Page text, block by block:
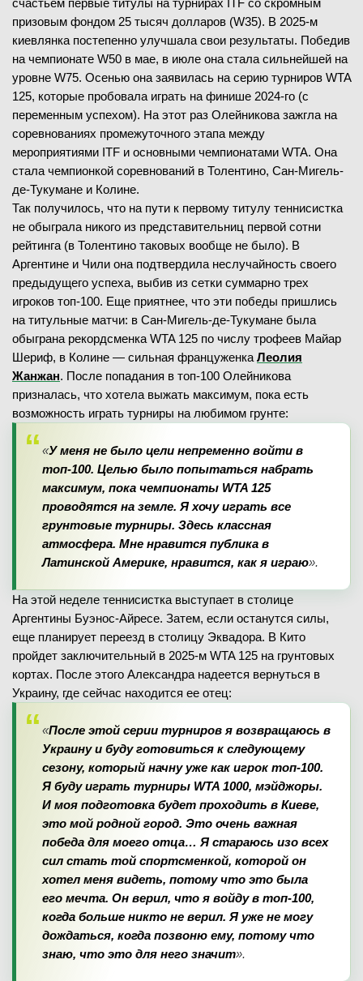
счастьем первые титулы на турнирах ITF со скромным
призовым фондом 25 тысяч долларов (W35). В 2025-м
киевлянка постепенно улучшала свои результаты. Победив
на чемпионате W50 в мае, в июле она стала сильнейшей на
уровне W75. Осенью она заявилась на серию турниров WTA
125, которые пробовала играть на финише 2024-го (с
переменным успехом). На этот раз Олейникова зажгла на
соревнованиях промежуточного этапа между
мероприятиями ITF и основными чемпионатами WTA. Она
стала чемпионкой соревнований в Толентино, Сан-Мигель-
де-Тукумане и Колине.
Так получилось, что на пути к первому титулу теннисистка
не обыграла никого из представительниц первой сотни
рейтинга (в Толентино таковых вообще не было). В
Аргентине и Чили она подтвердила неслучайность своего
предыдущего успеха, выбив из сетки суммарно трех
игроков топ-100. Еще приятнее, что эти победы пришлись
на титульные матчи: в Сан-Мигель-де-Тукумане была
обыграна рекордсменка WTA 125 по числу трофеев Майар
Шериф, в Колине — сильная француженка Леолия
Жанжан. После попадания в топ-100 Олейникова
призналась, что хотела выжать максимум, пока есть
возможность играть турниры на любимом грунте:
«У меня не было цели непременно войти в
топ-100. Целью было попытаться набрать
максимум, пока чемпионаты WTA 125
проводятся на земле. Я хочу играть все
грунтовые турниры. Здесь классная
атмосфера. Мне нравится публика в
Латинской Америке, нравится, как я играю».
На этой неделе теннисистка выступает в столице
Аргентины Буэнос-Айресе. Затем, если останутся силы,
еще планирует переезд в столицу Эквадора. В Кито
пройдет заключительный в 2025-м WTA 125 на грунтовых
кортах. После этого Александра надеется вернуться в
Украину, где сейчас находится ее отец:
«После этой серии турниров я возвращаюсь в
Украину и буду готовиться к следующему
сезону, который начну уже как игрок топ-100.
Я буду играть турниры WTA 1000, мэйджоры.
И моя подготовка будет проходить в Киеве,
это мой родной город. Это очень важная
победа для моего отца… Я стараюсь изо всех
сил стать той спортсменкой, которой он
хотел меня видеть, потому что это была
его мечта. Он верил, что я войду в топ-100,
когда больше никто не верил. Я уже не могу
дождаться, когда позвоню ему, потому что
знаю, что это для него значит».